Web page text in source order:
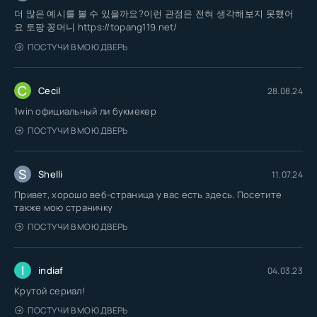
더 많은 예시를 볼 수 있을까요?이런 관점은 전혀 생각해보지 못했어
요 토팡 꽁머니 https://topang119.net/
ПОСТУЧИ В МОЮ ДВЕРЬ
C Cecil 28.08.24
1win официальный ли букмекер
ПОСТУЧИ В МОЮ ДВЕРЬ
S Shelli 11.07.24
Привет, хорошо веб-страница у вас есть здесь. Посетите
также мою страничку
ПОСТУЧИ В МОЮ ДВЕРЬ
I indiaf 04.03.23
Крутой сериал!
ПОСТУЧИ В МОЮ ДВЕРЬ